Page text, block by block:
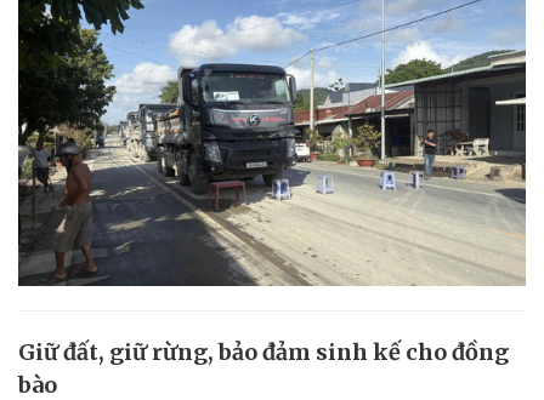
Giữ đất, giữ rừng, bảo đảm sinh kế cho đồng
bào